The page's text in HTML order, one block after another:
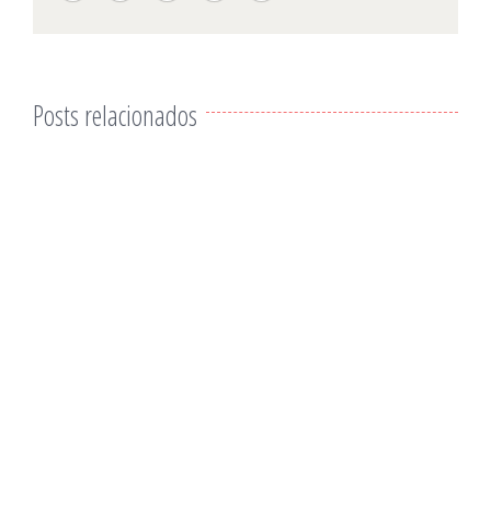
Posts relacionados